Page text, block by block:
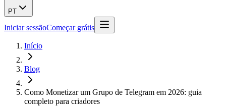
PT
Iniciar sessãoComeçar grátis
Início
Blog
Como Monetizar um Grupo de Telegram em 2026: guia
completo para criadores